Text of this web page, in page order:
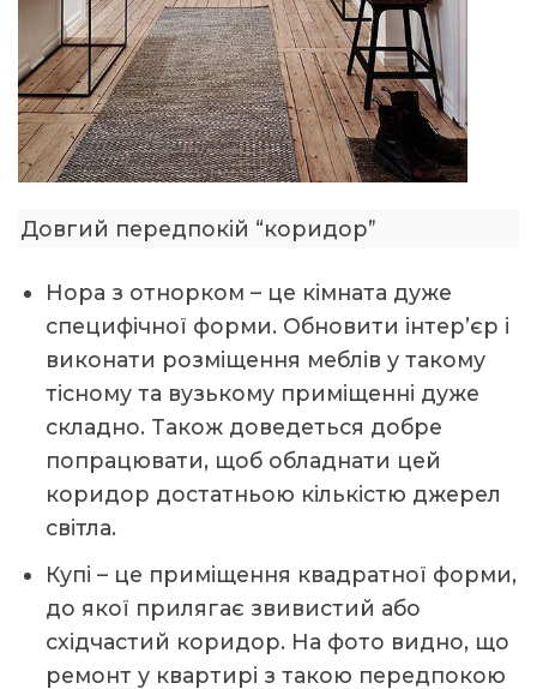
Довгий передпокій “коридор”
Нора з отнорком – це кімната дуже
специфічної форми. Обновити інтер’єр і
виконати розміщення меблів у такому
тісному та вузькому приміщенні дуже
складно. Також доведеться добре
попрацювати, щоб обладнати цей
коридор достатньою кількістю джерел
світла.
Купі – це приміщення квадратної форми,
до якої прилягає звивистий або
східчастий коридор. На фото видно, що
ремонт у квартирі з такою передпокою